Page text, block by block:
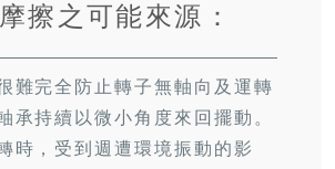
擦之可能來源：
難完全防止轉子無軸向及運轉
承持續以微小角度來回擺動。
時，受到週遭環境振動的影